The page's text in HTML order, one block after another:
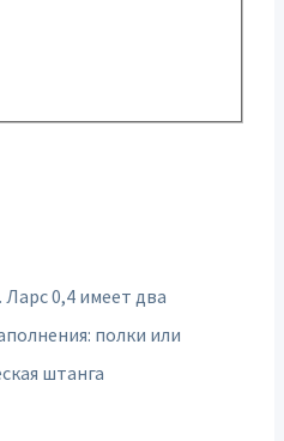
0,4 имеет два
полки или
штанга